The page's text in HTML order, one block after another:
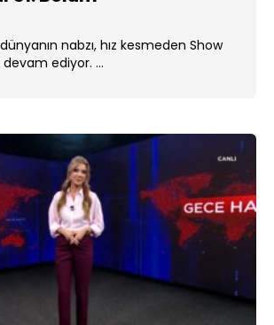
nabzı, hız kesmeden Show
ediyor. ...